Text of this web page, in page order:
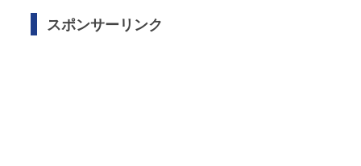
スポンサーリンク